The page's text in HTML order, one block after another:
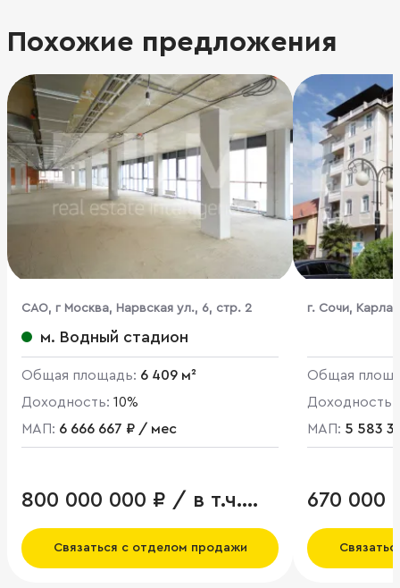
Похожие предложения
CАО, г Москва, Нарвская ул., 6, стр. 2
м. Водный стадион
Общая площадь: 6 409 м²
Доходность: 10%
МАП: 6 666 667 ₽ / мес
800 000 000 ₽ / в т.ч.
НДС
Связаться с отделом продажи
г. Сочи, Карла
Общая
Доходность:
МАП: 5 583
670 000